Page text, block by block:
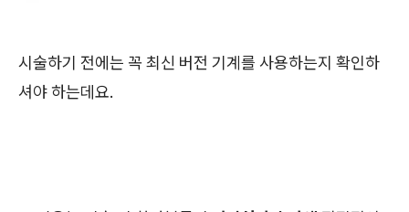
시술하기 전에는 꼭 최신 버전 기계를 사용하는지 확인하
셔야 하는데요.